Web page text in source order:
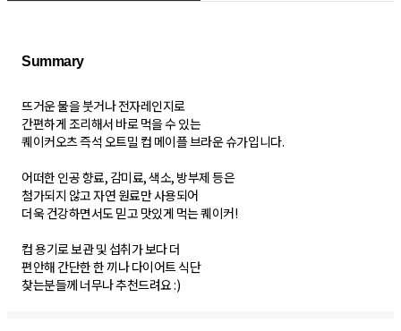
Summary
뜨거운 물을 붓거나 전자레인지로
간편하게 조리해서 바로 먹을 수 있는
퀘이커오츠 즉석 오트밀 컵 메이플 브라운 슈가입니다.
어떠한 인공 향료, 감미료, 색소, 방부제 등은
첨가되지 않고 자연 원료만 사용되어
더욱 건강하면서도 믿고 맛있게 먹는 퀘이커!
컵 용기로 보관 및 섭취가 보다 더
편안해 간단한 한 끼나 다이어트 식단
찾는분들께 너무나 추천드려요 :)